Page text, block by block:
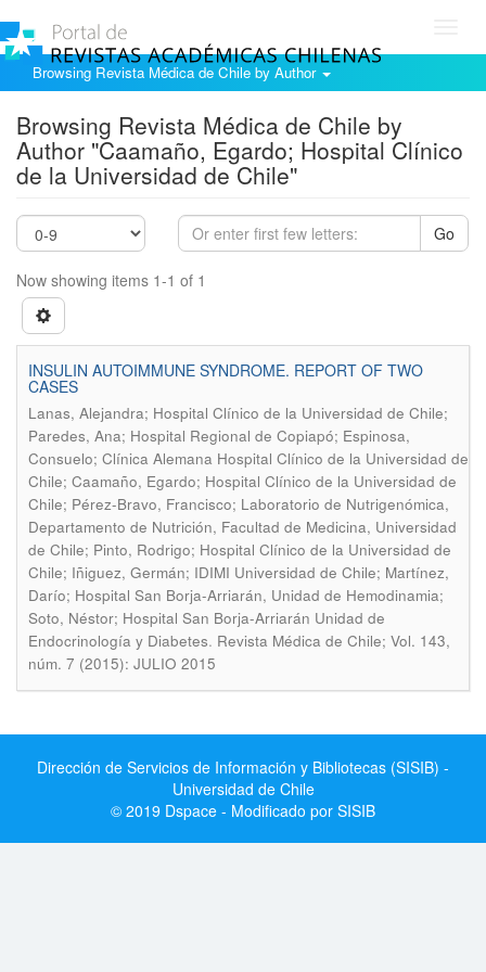
Browsing Revista Médica de Chile by Author
Browsing Revista Médica de Chile by
Author "Caamaño, Egardo; Hospital Clínico
de la Universidad de Chile"
Go
Now showing items 1-1 of 1
INSULIN AUTOIMMUNE SYNDROME. REPORT OF TWO
CASES
Lanas, Alejandra; Hospital Clínico de la Universidad de Chile;
Paredes, Ana; Hospital Regional de Copiapó; Espinosa,
Consuelo; Clínica Alemana Hospital Clínico de la Universidad de
Chile; Caamaño, Egardo; Hospital Clínico de la Universidad de
Chile; Pérez-Bravo, Francisco; Laboratorio de Nutrigenómica,
Departamento de Nutrición, Facultad de Medicina, Universidad
de Chile; Pinto, Rodrigo; Hospital Clínico de la Universidad de
Chile; Iñiguez, Germán; IDIMI Universidad de Chile; Martínez,
Darío; Hospital San Borja-Arriarán, Unidad de Hemodinamia;
Soto, Néstor; Hospital San Borja-Arriarán Unidad de
Endocrinología y Diabetes. Revista Médica de Chile; Vol. 143,
núm. 7 (2015): JULIO 2015
Dirección de Servicios de Información y Bibliotecas (SISIB) -
Universidad de Chile
© 2019 Dspace - Modificado por SISIB